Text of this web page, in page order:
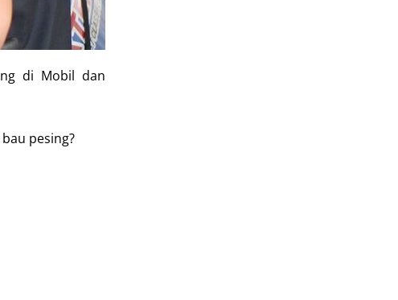
di Mobil dan
pesing?